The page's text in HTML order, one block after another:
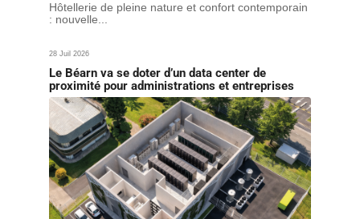
Hôtellerie de pleine nature et confort contemporain
: nouvelle...
28 Juil 2026
Le Béarn va se doter d’un data center de
proximité pour administrations et entreprises